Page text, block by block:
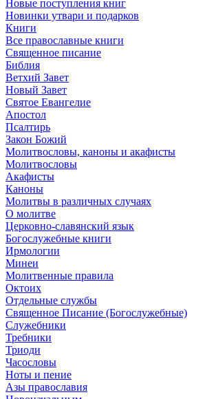
Новые поступления книг
Новинки утвари и подарков
Книги
Все православные книги
Священное писание
Библия
Ветхий Завет
Новый Завет
Святое Евангелие
Апостол
Псалтирь
Закон Божий
Молитвословы, каноны и акафисты
Молитвословы
Акафисты
Каноны
Молитвы в различных случаях
О молитве
Церковно-славянский язык
Богослужебные книги
Ирмологии
Минеи
Молитвенные правила
Октоих
Отдельные службы
Священное Писание (Богослужебные)
Служебники
Требники
Триоди
Часословы
Ноты и пение
Азы православия